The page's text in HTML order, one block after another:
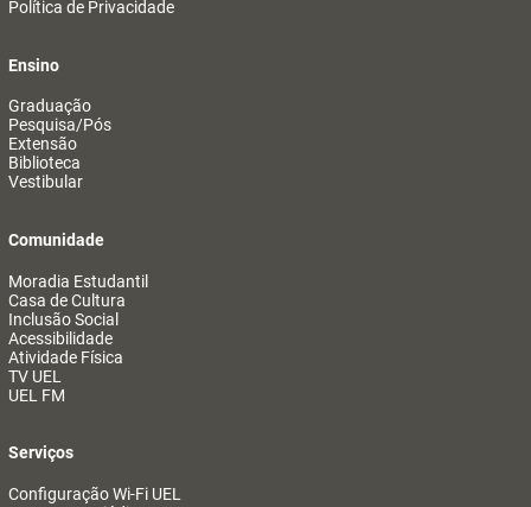
Política de Privacidade
Ensino
Graduação
Pesquisa/Pós
Extensão
Biblioteca
Vestibular
Comunidade
Moradia Estudantil
Casa de Cultura
Inclusão Social
Acessibilidade
Atividade Física
TV UEL
UEL FM
Serviços
Configuração Wi-Fi UEL